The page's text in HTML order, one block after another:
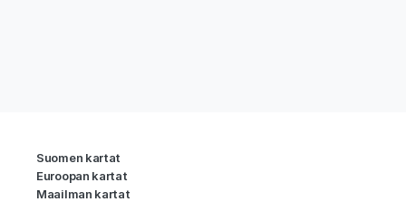
Suomen kartat
Euroopan kartat
Maailman kartat